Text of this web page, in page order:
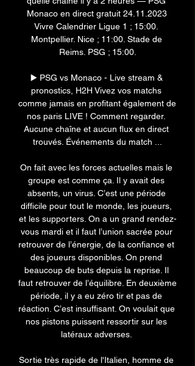
Monaco en direct gratuit 24.11.2023
Vivre Calendrier Ligue 1 ; 15:00.
Montpellier. Nice ; 11:00. Stade de
Reims. PSG ; 15:00.
▶️ PSG vs Monaco - Live stream &
pronostics, H2H Vivez vos matchs
comme jamais en profitant également de
nos paris LIVE ! Comment regarder.
Aucune chaîne et aucun flux en direct
trouvés. Événements du match ...
On fait avec les forces actuelles mais le
groupe est comme ça. Il y avait des
absents, un virus. C’est une période
difficile pour tout le monde, les joueurs,
et les supporters. On a un grand rendez-
vous mardi et il faut l’union sacrée pour
retrouver de l’énergie, de la confiance et
des joueurs disponibles. On prend
beaucoup de buts depuis la reprise. Il
faut retrouver de l’équilibre. En deuxième
période, il y a eu zéro tir et pas de
réaction. C’est insuffisant. On voulait que
nos pistons puissent ressortir sur les
latéraux adverses.
Sortie très rapide de l'Italien, homme de